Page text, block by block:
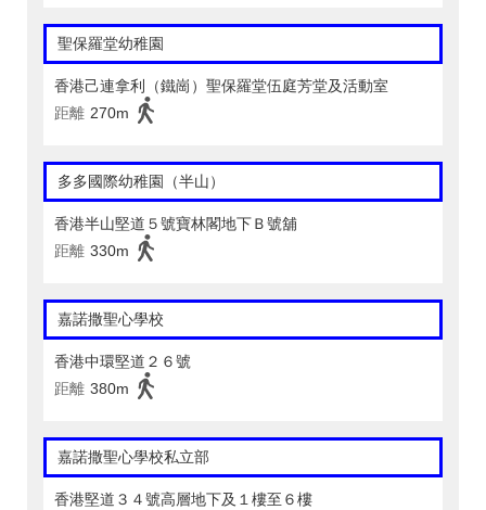
聖保羅堂幼稚園
香港己連拿利（鐵崗）聖保羅堂伍庭芳堂及活動室
距離 270m
多多國際幼稚園（半山）
香港半山堅道５號寶林閣地下Ｂ號舖
距離 330m
嘉諾撒聖心學校
香港中環堅道２６號
距離 380m
嘉諾撒聖心學校私立部
香港堅道３４號高層地下及１樓至６樓